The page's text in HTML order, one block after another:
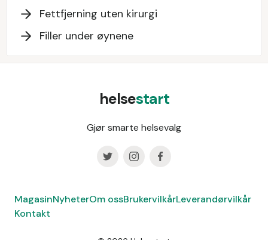
Fettfjerning uten kirurgi
Filler under øynene
helsestart
Gjør smarte helsevalg
MagasinNyheterOm ossBrukervilkårLeverandørvilkår
Kontakt